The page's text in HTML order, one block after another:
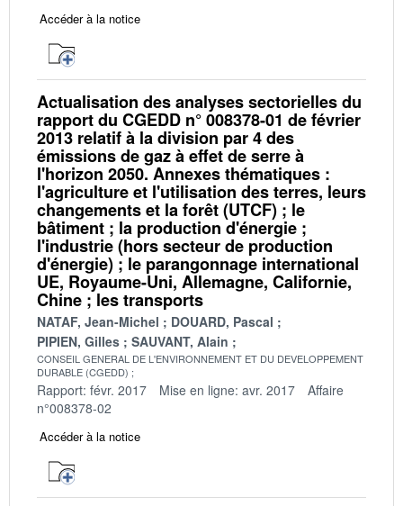
Accéder à la notice
Actualisation des analyses sectorielles du
rapport du CGEDD n° 008378-01 de février
2013 relatif à la division par 4 des
émissions de gaz à effet de serre à
l'horizon 2050. Annexes thématiques :
l'agriculture et l'utilisation des terres, leurs
changements et la forêt (UTCF) ; le
bâtiment ; la production d'énergie ;
l'industrie (hors secteur de production
d'énergie) ; le parangonnage international
UE, Royaume-Uni, Allemagne, Californie,
Chine ; les transports
NATAF, Jean-Michel
DOUARD, Pascal
PIPIEN, Gilles
SAUVANT, Alain
CONSEIL GENERAL DE L'ENVIRONNEMENT ET DU DEVELOPPEMENT
DURABLE (CGEDD)
Rapport: févr. 2017 Mise en ligne: avr. 2017
Affaire
n°008378-02
Accéder à la notice